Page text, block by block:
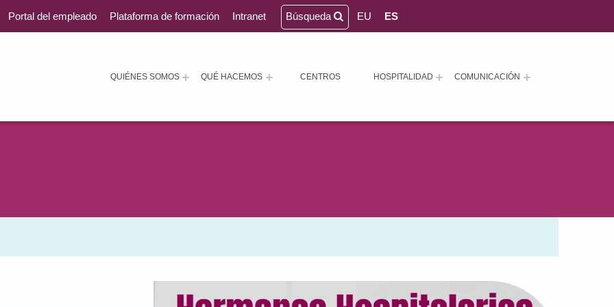
QUIÉNES SOMOS QUÉ HACEMOS CENTROS HOSPITALIDAD COMUNICACIÓN
Portal del empleado Plataforma de formación Intranet Búsqueda EU ES